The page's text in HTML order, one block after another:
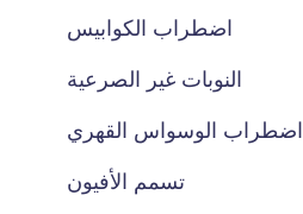
اضطراب الكوابيس
النوبات غير الصرعية
اضطراب الوسواس القهري
تسمم الأفيون